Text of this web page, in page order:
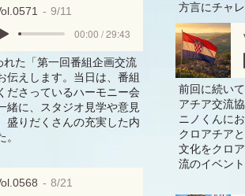
9/11
00:00 / 29:43
れた「第一回番組企画交流
伝えします。当日は、番組
ださっているハーモニー会
緒に、スタジオ見学や意見
盛りだくさんの充実した内
8/21
方言にチャ
前回に続い
アチア交流
ニノくんに
クロアチア
文化をクロ
流のイベン